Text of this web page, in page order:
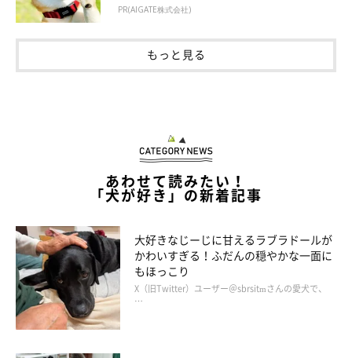
PR(AIGATE株式会社)
もっと見る
あわせて読みたい！
「犬が好き」の新着記事
大好きなじーじに甘えるラブラドールが
かわいすぎる！ふだんの穏やかな一面に
もほっこり
X（旧Twitter）ユーザー＠sbrsitmさんの愛犬で、
…